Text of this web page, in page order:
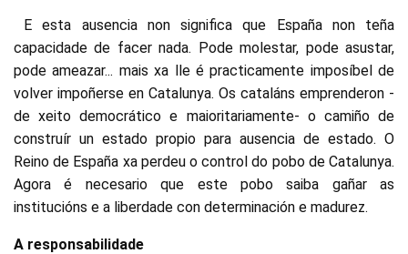
E esta ausencia non significa que España non teña
capacidade de facer nada. Pode molestar, pode asustar,
pode ameazar... mais xa lle é practicamente imposíbel de
volver impoñerse en Catalunya. Os cataláns emprenderon -
de xeito democrático e maioritariamente- o camiño de
construír un estado propio para ausencia de estado. O
Reino de España xa perdeu o control do pobo de Catalunya.
Agora é necesario que este pobo saiba gañar as
institucións e a liberdade con determinación e madurez.
A responsabilidade